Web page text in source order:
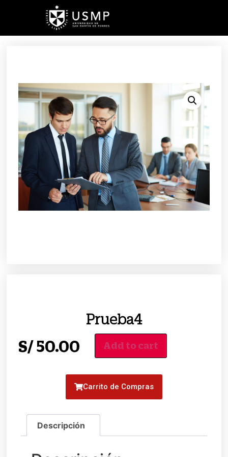
Prueba4
S/50.00 Add to cart
Carrito de Compras